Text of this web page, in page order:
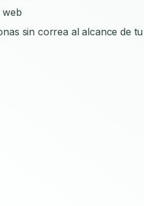
web
sin correa al alcance de